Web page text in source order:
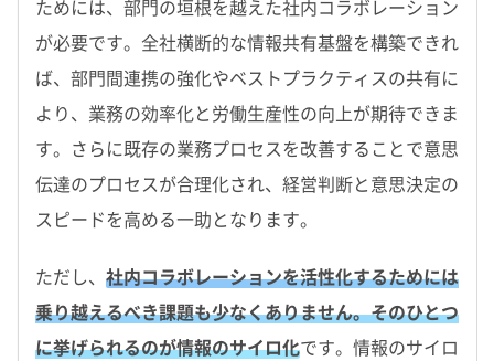
ためには、部門の垣根を越えた社内コラボレーション
が必要です。全社横断的な情報共有基盤を構築できれ
ば、部門間連携の強化やベストプラクティスの共有に
より、業務の効率化と労働生産性の向上が期待できま
す。さらに既存の業務プロセスを改善することで意思
伝達のプロセスが合理化され、経営判断と意思決定の
スピードを高める一助となります。
ただし、 社内コラボレーションを活性化するためには
乗り越えるべき課題も少なくありません。そのひとつ
に挙げられるのが情報のサイロ化です。情報のサイロ